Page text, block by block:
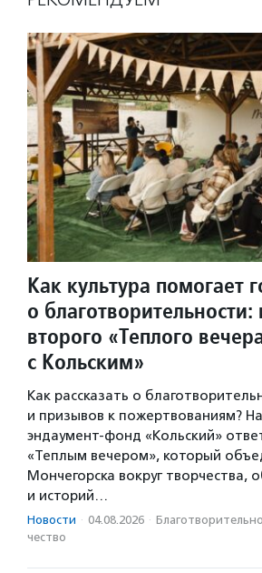
Как культура помогает
о благотворительности:
второго «Теплого
с Кольским»
Как рассказать о
и призывов к пожертвованиям?
эндаумент-фонд «Кольский»
«Теплым вечером», который
Мончегорска вокруг творчества,
и историй…
Новости · 04.08.2026 ·
чест­во